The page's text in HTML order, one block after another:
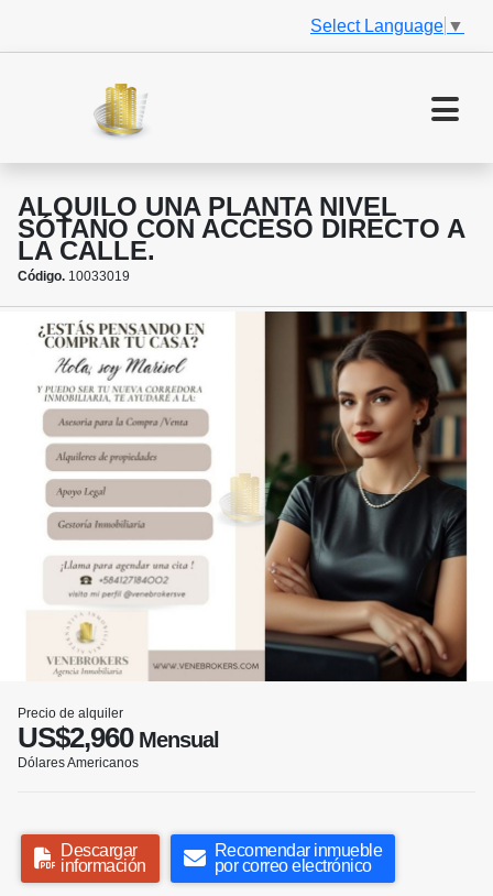
Select Language ▼
ALQUILO UNA PLANTA NIVEL
SÓTANO CON ACCESO DIRECTO A
LA CALLE.
Código. 10033019
Precio de alquiler
US$2,960Mensual
Dólares Americanos
Descargar
información
Recomendar inmueble
por correo electrónico